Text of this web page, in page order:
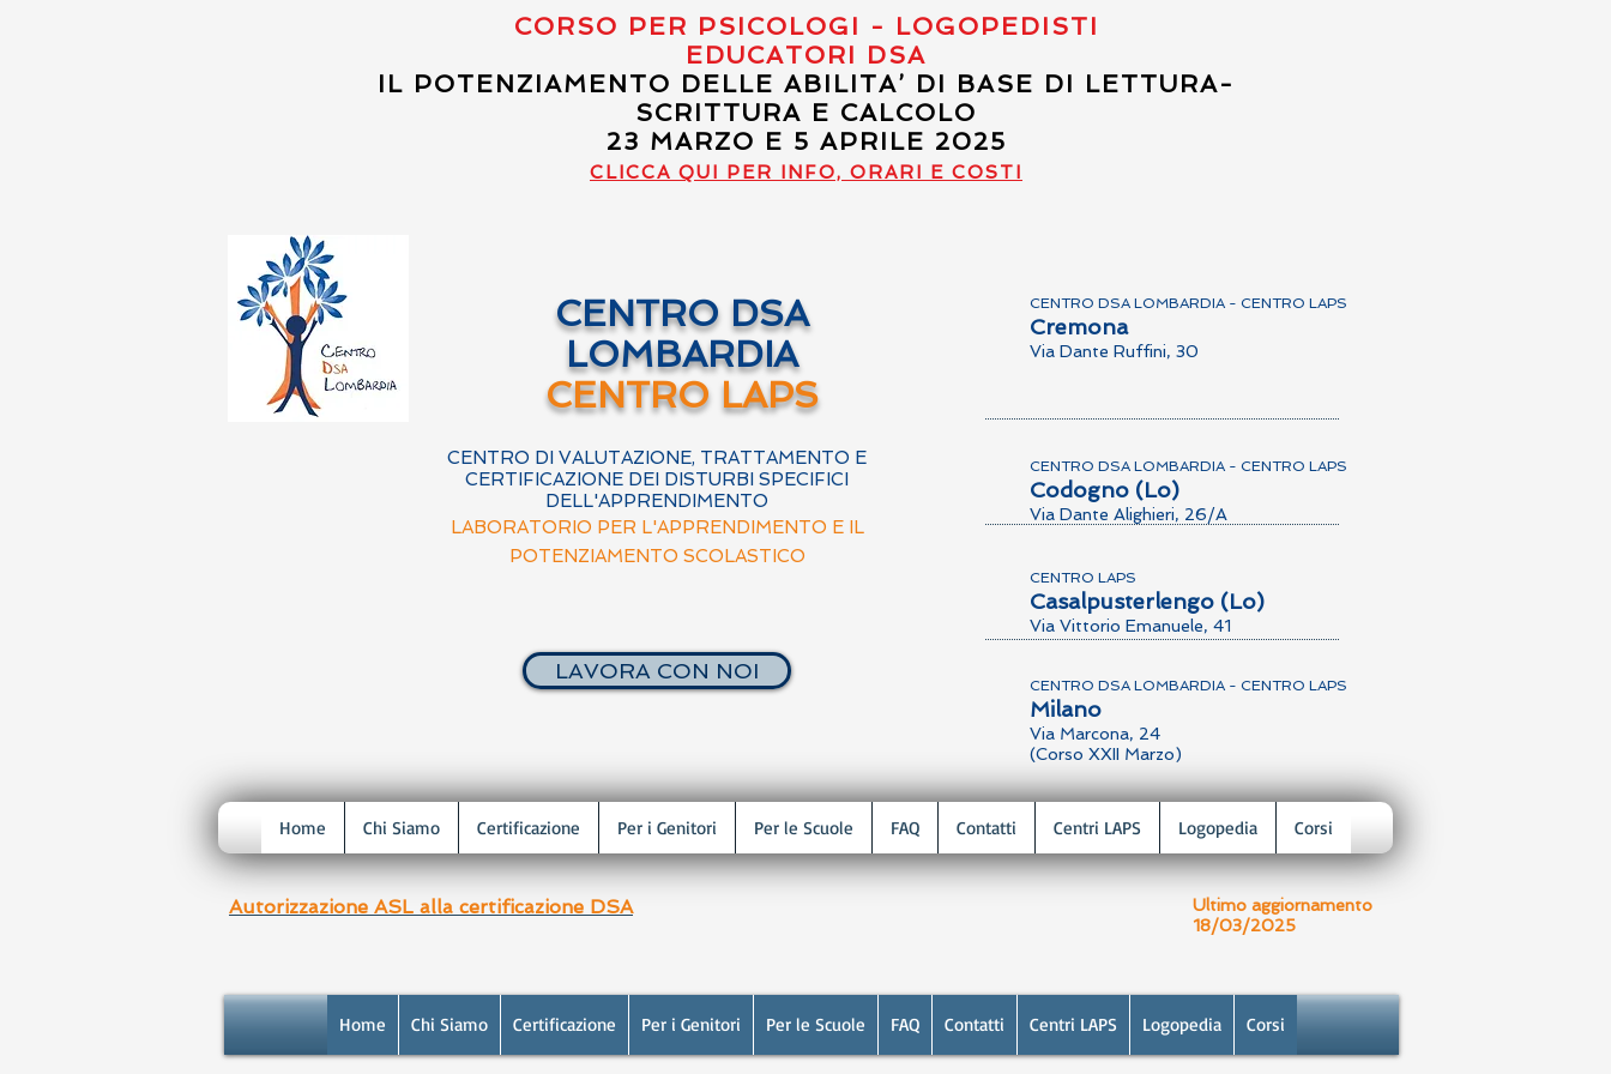
CORSO PER PSICOLOGI - LOGOPEDISTI
EDUCATORI DSA
IL POTENZIAMENTO DELLE ABILITA’ DI BASE DI LETTURA-
SCRITTURA E CALCOLO
23 MARZO E 5 APRILE 2025
CLICCA QUI PER INFO, ORARI E COSTI
CENTRO DSA
LOMBARDIA
CENTRO LAPS
CENTRO DI VALUTAZIONE, TRATTAMENTO E
CERTIFICAZIONE DEI DISTURBI SPECIFICI
DELL'APPRENDIMENTO
LABORATORIO PER L'APPRENDIMENTO E IL
POTENZIAMENTO SCOLASTICO
CENTRO DSA LOMBARDIA - CENTRO LAPS
Cremona
Via Dante Ruffini, 30
CENTRO DSA LOMBARDIA - CENTRO LAPS
Codogno (Lo)
Via Dante Alighieri, 26/A
CENTRO LAPS
Casalpusterlengo (Lo)
Via Vittorio Emanuele, 41
LAVORA CON NOI
CENTRO DSA LOMBARDIA - CENTRO LAPS
Milano
Via Marcona, 24
(Corso XXII Marzo)
Home Chi Siamo Certificazione Per i Genitori Per le Scuole FAQ Contatti Centri LAPS Logopedia Corsi
Autorizzazione ASL alla certificazione DSA
Ultimo aggiornamento
18/03/2025
Home Chi Siamo Certificazione Per i Genitori Per le Scuole FAQ Contatti Centri LAPS Logopedia Corsi